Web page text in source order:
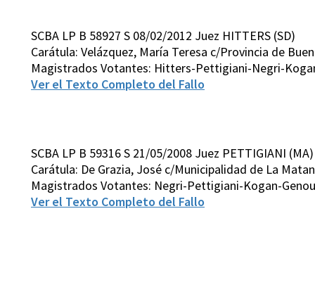
SCBA LP B 58927 S 08/02/2012 Juez HITTERS (SD)
Carátula: Velázquez, María Teresa c/Provincia de
Magistrados Votantes: Hitters-Pettigiani-Negri-
Ver el Texto Completo del Fallo
SCBA LP B 59316 S 21/05/2008 Juez PETTIGIANI (MA)
Carátula: De Grazia, José c/Municipalidad de La
Magistrados Votantes: Negri-Pettigiani-Kogan-
Ver el Texto Completo del Fallo